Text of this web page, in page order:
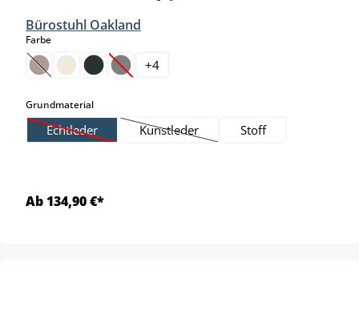
Bürostuhl Oakland
Farbeauswählen
(Diese Option ist zurzeit nicht verfügbar.)
(Diese Option ist zurzeit nicht verfügbar.)
+4
Grundmaterialauswählen
Echtleder
(Diese Option ist zurzeit nicht verfügbar.)
Kunstleder
(Diese Option ist zurzeit nicht
Stoff
Ab 134,90 €*